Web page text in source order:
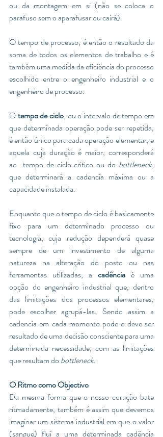
ou da montagem em si (não se coloca o
parafuso sem o aparafusar ou cairá).
O tempo de processo, é então o resultado da
soma de todos os elementos de trabalho e é
também uma medida da eficiência do processo
escolhido entre o engenheiro industrial e o
engenheiro de processo.
O tempo de ciclo, ou o intervalo de tempo em
que determinada operação pode ser repetida,
é então único para cada operação elementar, e
aquela cuja duração é maior, corresponderá
ao  tempo de ciclo critico ou do bottleneck,
que determinará a cadencia máxima ou a
capacidade instalada.
Enquanto que o tempo de ciclo é basicamente
fixo para um determinado processo ou
tecnologia, cuja redução dependerá quase
sempre de um investimento de alguma
natureza na alteração do posto ou nas
ferramentas utilizadas, a cadência é uma
opção do engenheiro industrial que, dentro
das limitações dos processos elementares,
pode escolher agrupá-las. Sendo assim a
cadencia em cada momento pode e deve ser
resultado de uma decisão consciente para uma
determinada necessidade, com as limitações
que resultam do bottleneck.
O Ritmo como Objectivo
Da mesma forma que o nosso coração bate
ritmadamente, também é assim que devemos
imaginar um sistema industrial em que o valor
(sangue) flui a uma determinada cadência